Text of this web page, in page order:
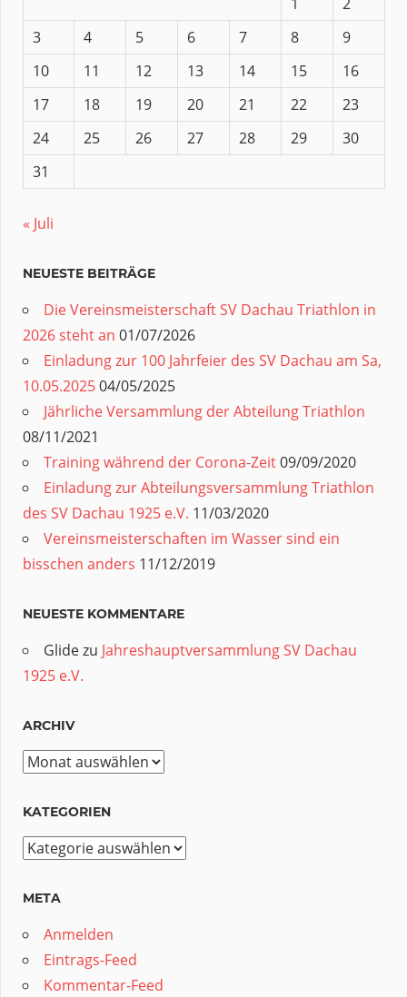
3
4 5 6 7 8
9
10
11 12 13 14 15
16
17
18 19 20 21 22
23
24
25 26 27 28 29
30
31
« Juli
NEUESTE BEITRÄGE
Die Vereinsmeisterschaft SV Dachau Triathlon in
2026 steht an 01/07/2026
Einladung zur 100 Jahrfeier des SV Dachau am Sa,
10.05.202504/05/2025
Jährliche Versammlung der Abteilung Triathlon
08/11/2021
Training während der Corona-Zeit09/09/2020
Einladung zur Abteilungsversammlung Triathlon
des SV Dachau 1925 e.V. 11/03/2020
Vereinsmeisterschaften im Wasser sind ein
bisschen anders 11/12/2019
NEUESTE KOMMENTARE
Glidezu Jahreshauptversammlung SV Dachau
1925 e.V.
ARCHIV
Archiv
KATEGORIEN
Kategorien
META
Anmelden
Eintrags-Feed
Kommentar-Feed